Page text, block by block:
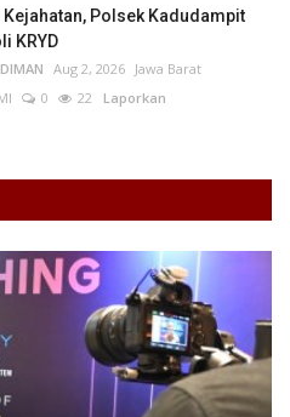
Kejahatan, Polsek Kadudampit
KRYD
Aug 2, 2026 Jawa Barat
0 22 Laporkan